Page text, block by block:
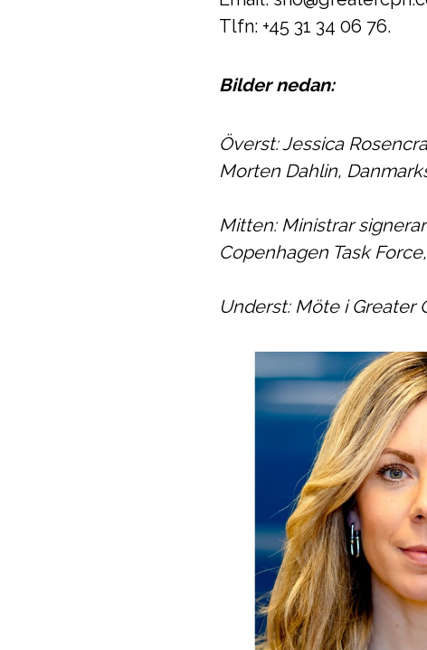
Tlfn: +45 31 34 06 76.
Bilder nedan:
Överst: Jessica
Morten Dahlin,
Mitten: Ministrar
Copenhagen Task
Underst: Möte i Greater